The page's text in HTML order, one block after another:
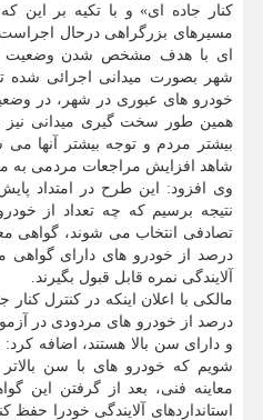
کنار جاده ای» و با تکیه بر این
مسیرهای بزرگراهی درحال
ای با هدف مشخص شدن وضعیت
شهر بصورت میدانی اجرائی شده
خودرو های عبوری در شهر، در
همین طور سخت گیری میدانی
بیشتر مردم و توجه بیشتر آنها
شاهد افزایش مراجعات مردمی به
وی افزود: این طرح در امتداد
نتیجه برسیم که چه تعداد از
تصادفی انتخاب می شوند، گواهی
درصد از خودرو های دارای گواهی
آلایندگی نمره قابل قبول بگیرند.
مالکی با اعلان اینکه در کنترل
درصد از خودرو های مردودی در
و دارای سن بالا هستند، اضافه
معاینه فنی، بعد از گرفتن این
استانداردهای آلایندگی خودرا حفظ